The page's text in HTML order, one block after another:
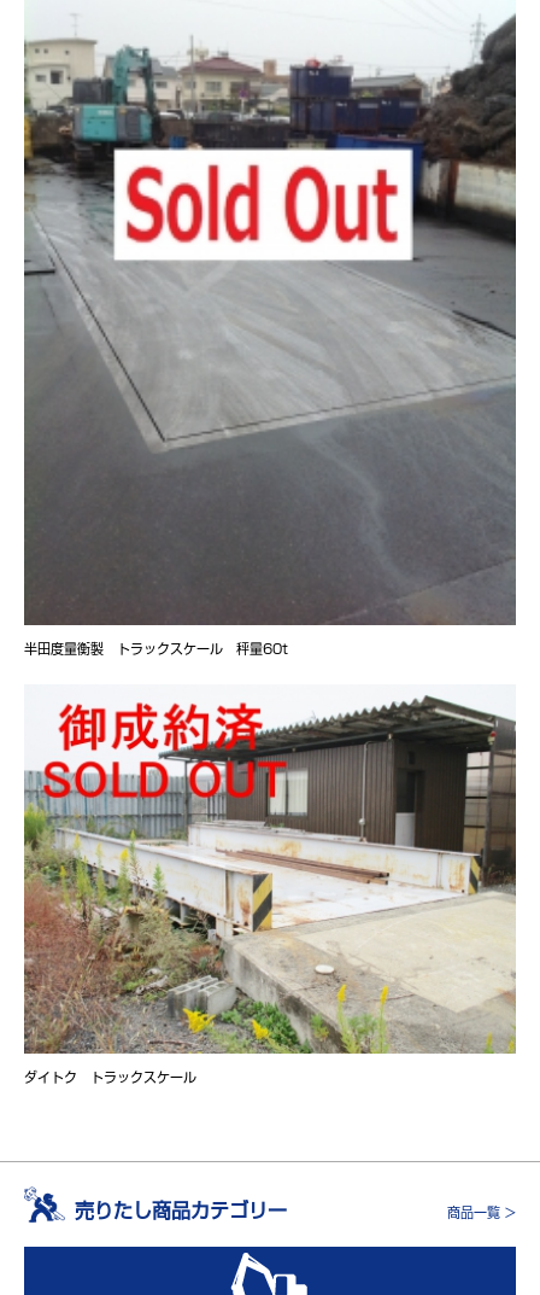
半田度量衡製 トラックスケール 秤量60t
ダイトク トラックスケール
売りたし商品カテゴリー 商品一覧 >